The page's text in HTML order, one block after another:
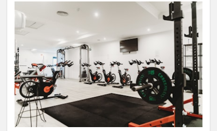
グオ
フは
契約
で変
る。
返
金・
解約
条件
は必
ず確
認し